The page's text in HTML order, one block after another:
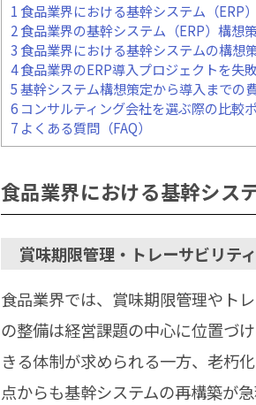
1 食品業界における基幹システム（ERP
2食品業界の基幹システム（ERP）構想
3 食品業界における基幹システムの構想
4食品業界のERP導入プロジェクトを失
5基幹システム構想策定から導入までの
6コンサルティング会社を選ぶ際の比較
7よくある質問（FAQ）
食品業界における基幹シス
賞味期限管理・トレーサビリテ
食品業界では、賞味期限管理やト
の整備は経営課題の中心に位置づ
きる体制が求められる一方、老朽
点からも基幹システムの再構築が急